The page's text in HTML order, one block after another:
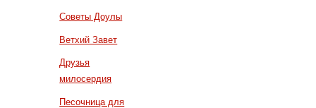
Советы Доулы
Ветхий Завет
Друзья
милосердия
Песочница для